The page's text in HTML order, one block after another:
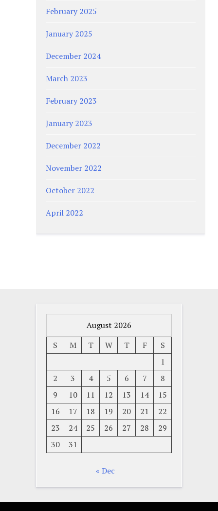
February 2025
January 2025
December 2024
March 2023
February 2023
January 2023
December 2022
November 2022
October 2022
April 2022
August 2026
S
M T W T F
S
1
2
3 4 5 6 7
8
9
10 11 12 13 14
15
16
17 18 19 20 21
22
23
24 25 26 27 28
29
30
31
« Dec